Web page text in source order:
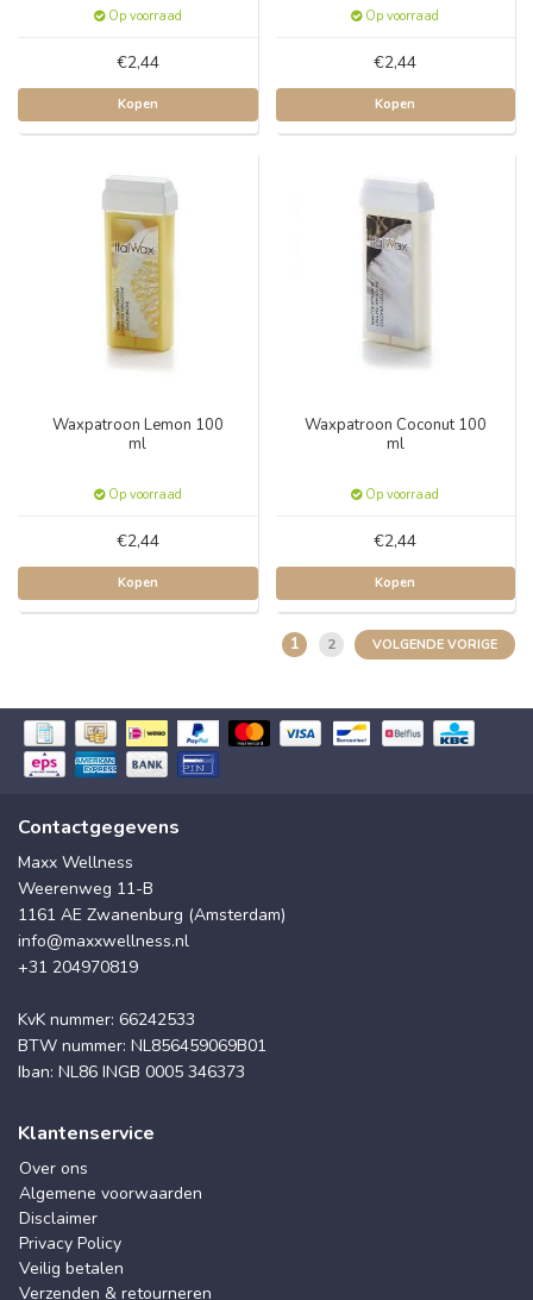
Op voorraad
€2,44
Kopen
Op voorraad
€2,44
Kopen
Waxpatroon Lemon 100
ml
Op voorraad
€2,44
Kopen
Waxpatroon Coconut 100
ml
Op voorraad
€2,44
Kopen
1 2 VOLGENDE VORIGE
Contactgegevens
Maxx Wellness
Weerenweg 11-B
1161 AE Zwanenburg (Amsterdam)
info@maxxwellness.nl
+31 204970819
KvK nummer: 66242533
BTW nummer: NL856459069B01
Iban: NL86 INGB 0005 346373
Klantenservice
Over ons
Algemene voorwaarden
Disclaimer
Privacy Policy
Veilig betalen
Verzenden & retourneren